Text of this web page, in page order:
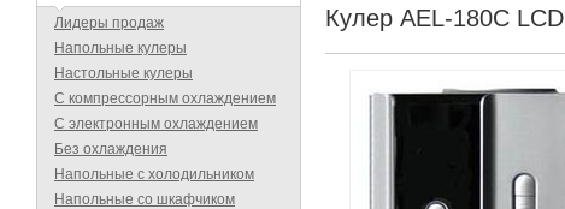
Лидеры продаж
Напольные кулеры
Настольные кулеры
С компрессорным охлаждением
С электронным охлаждением
Без охлаждения
Напольные с холодильником
Напольные со шкафчиком
Кулер AEL-180C LCD